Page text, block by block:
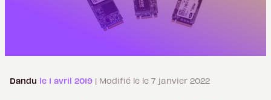
Dandu le 1 avril 2019 | Modifié le le 7 janvier 2022